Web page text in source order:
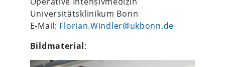
Universitätsklinikum Bonn
E-Mail: Florian.Windler@ukbonn.de
Bildmaterial: